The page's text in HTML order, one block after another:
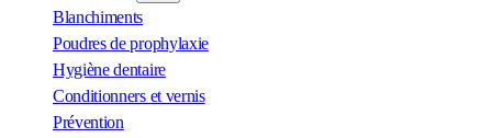
Blanchiments
Poudres de prophylaxie
Hygiène dentaire
Conditionners et vernis
Prévention